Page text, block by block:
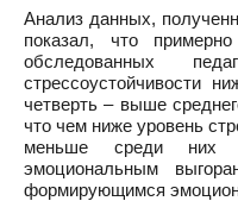
Анализ данных,
показал, что
обследованных
стрессоустойчивости
четверть – выше
что чем ниже уровень
меньше среди них
эмоциональным
формирующимся